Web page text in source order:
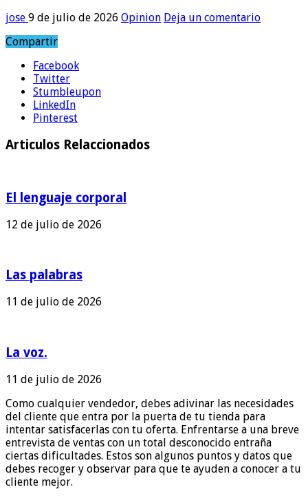
jose 9 de julio de 2026 Opinion Deja un comentario
Compartir
Facebook
Twitter
Stumbleupon
LinkedIn
Pinterest
Articulos Relaccionados
El lenguaje corporal
12 de julio de 2026
Las palabras
11 de julio de 2026
La voz.
11 de julio de 2026
Como cualquier vendedor, debes adivinar las necesidades
del cliente que entra por la puerta de tu tienda para
intentar satisfacerlas con tu oferta. Enfrentarse a una breve
entrevista de ventas con un total desconocido entraña
ciertas dificultades. Estos son algunos puntos y datos que
debes recoger y observar para que te ayuden a conocer a tu
cliente mejor.